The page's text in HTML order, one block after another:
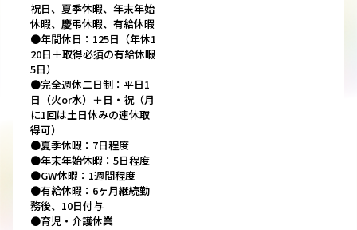
祝日、夏季休暇、年末年始
休暇、慶弔休暇、有給休暇
●年間休日：125日（年休1
20日＋取得必須の有給休暇
5日）
●完全週休二日制：平日1
日（火or水）＋日・祝（月
に1回は土日休みの連休取
得可）
●夏季休暇：7日程度
●年末年始休暇：5日程度
●GW休暇：1週間程度
●有給休暇：6ヶ月継続勤
務後、10日付与
●育児・介護休業